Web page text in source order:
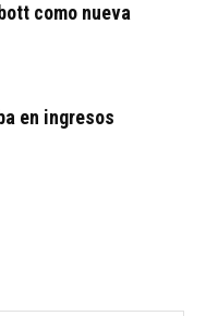
como nueva
en ingresos